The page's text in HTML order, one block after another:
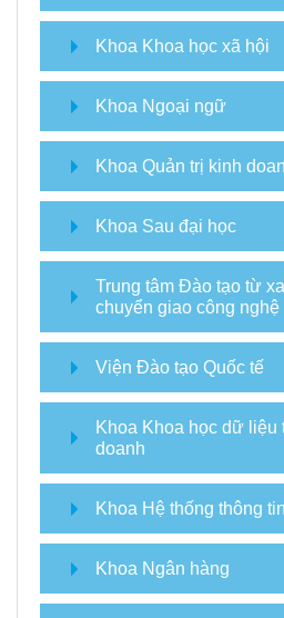
Khoa Khoa học xã hội
Khoa Ngoại ngữ
Khoa Quản trị kinh
Khoa Sau đại học
Trung tâm Đào tạo từ
chuyển giao công nghệ
Viện Đào tạo Quốc tế
Khoa Khoa học dữ liệu
doanh
Khoa Hệ thống thông
Khoa Ngân hàng